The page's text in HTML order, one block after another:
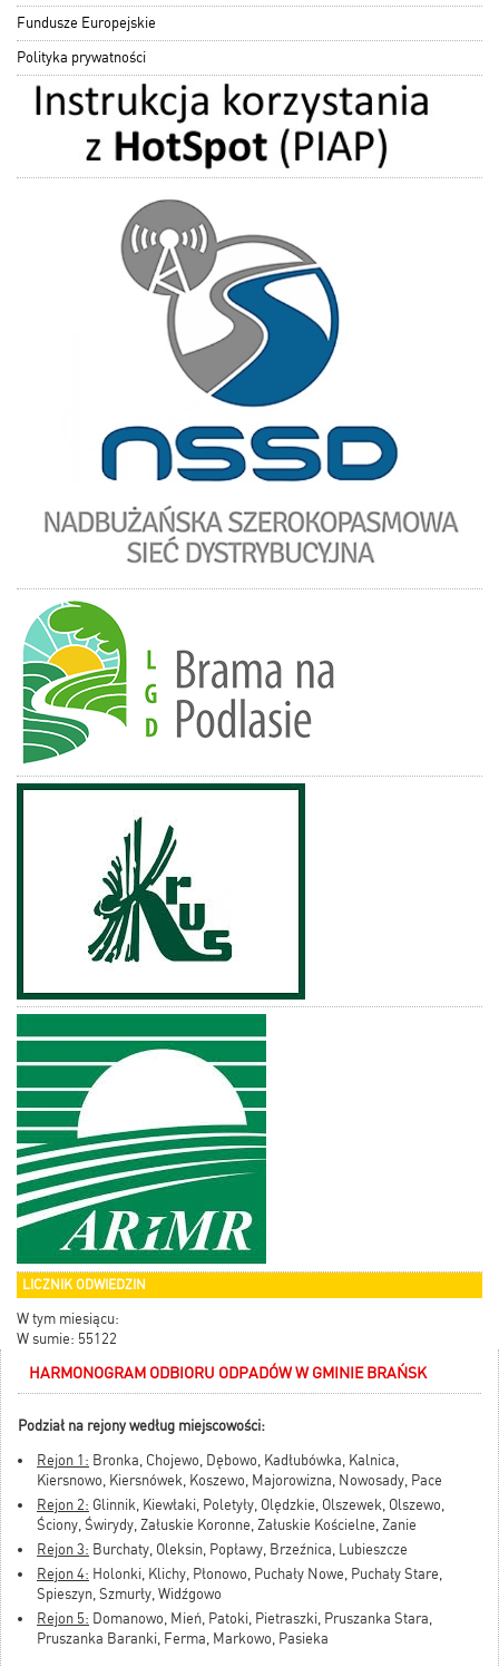
Fundusze Europejskie
Polityka prywatności
LICZNIK ODWIEDZIN
W tym miesiącu:
W sumie: 55122
HARMONOGRAM ODBIORU ODPADÓW W GMINIE BRAŃSK
Podział na rejony według miejscowości:
Rejon 1: Bronka, Chojewo, Dębowo, Kadłubówka, Kalnica,
Kiersnowo, Kiersnówek, Koszewo, Majorowizna, Nowosady, Pace
Rejon 2: Glinnik, Kiewłaki, Poletyły, Olędzkie, Olszewek, Olszewo,
Ściony, Świrydy, Załuskie Koronne, Załuskie Kościelne, Zanie
Rejon 3: Burchaty, Oleksin, Popławy, Brzeźnica, Lubieszcze
Rejon 4: Holonki, Klichy, Płonowo, Puchały Nowe, Puchały Stare,
Spieszyn, Szmurły, Widźgowo
Rejon 5: Domanowo, Mień, Patoki, Pietraszki, Pruszanka Stara,
Pruszanka Baranki, Ferma, Markowo, Pasieka